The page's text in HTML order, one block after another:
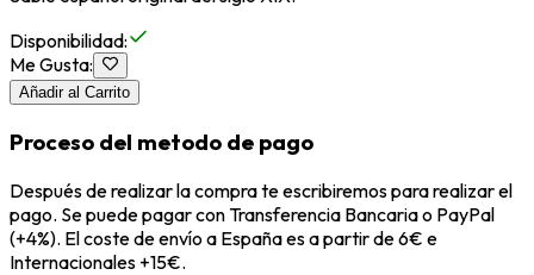
Disponibilidad:
Me Gusta:
Añadir al Carrito
Proceso del metodo de pago
Después de realizar la compra te escribiremos para realizar el
pago. Se puede pagar con Transferencia Bancaria o PayPal
(+4%). El coste de envío a España es a partir de 6€ e
Internacionales +15€.